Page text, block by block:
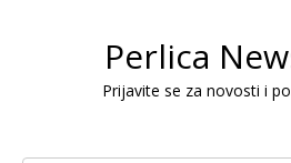
Perlica
Prijavite se za novosti i